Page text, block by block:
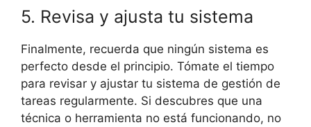
5. Revisa y ajusta tu sistema
Finalmente, recuerda que ningún sistema es
perfecto desde el principio. Tómate el tiempo
para revisar y ajustar tu sistema de gestión de
tareas regularmente. Si descubres que una
técnica o herramienta no está funcionando, no